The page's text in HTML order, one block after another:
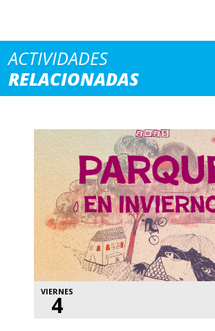
ACTIVIDADES
RELACIONADAS
VIERNES
4